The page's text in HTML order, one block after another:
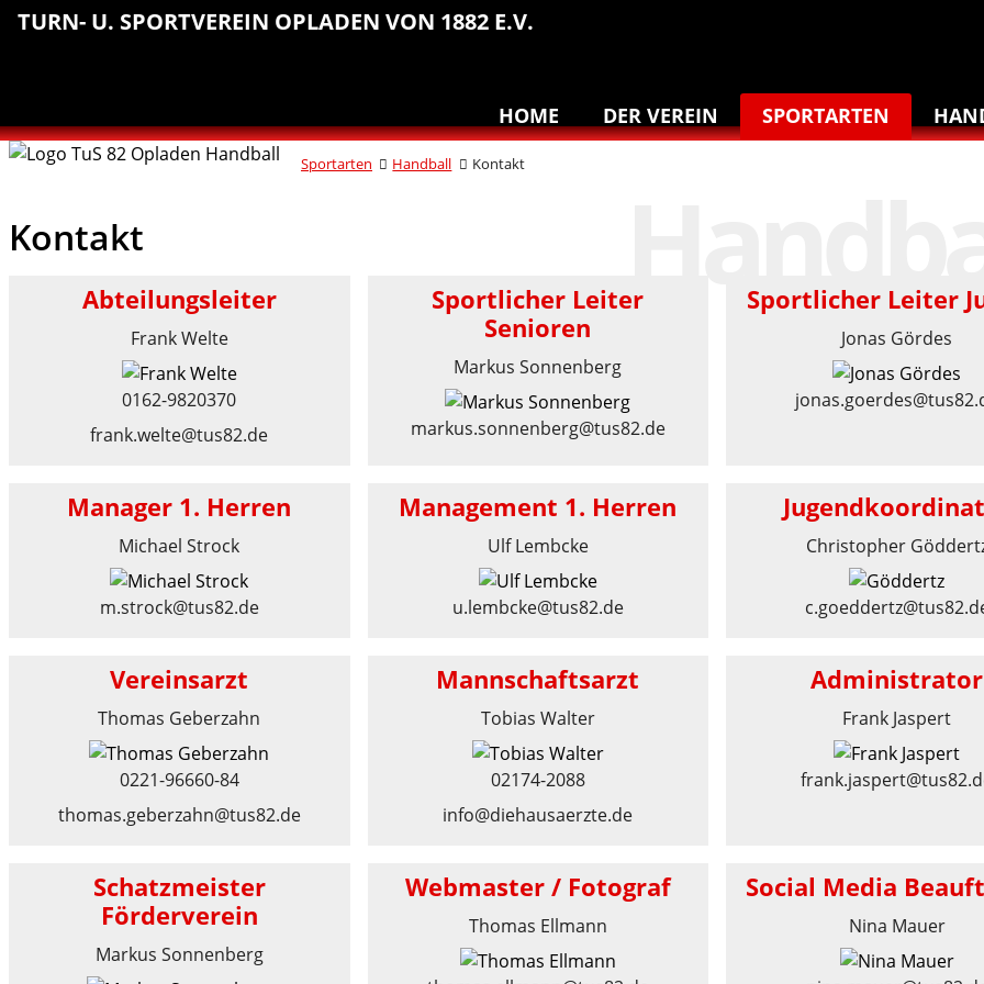
Sprungmarken
Inhalt
Hauptnavigation
Abteilungsnavigation
Fußbereich
TURN- U. SPORTVEREIN OPLADEN VON 1882 E.V.
HOME DER VEREIN SPORTARTEN
Sportarten Handball Kontakt
Kontakt
Abteilungsleiter
Frank Welte
0162-9820370
frank.welte@tus82.de
Sportlicher Leiter
Senioren
Markus Sonnenberg
markus.sonnenberg@tus82.de
Sportlicher Leiter
Jonas Gördes
Manager 1. Herren
Michael Strock
m.strock@tus82.de
Management 1. Herren
Ulf Lembcke
u.lembcke@tus82.de
Christopher
Vereinsarzt
Thomas Geberzahn
0221-96660-84
thomas.geberzahn@tus82.de
Mannschaftsarzt
Tobias Walter
02174-2088
info@diehausaerzte.de
Administrator
Frank Jaspert
Schatzmeister
Förderverein
Markus Sonnenberg
Webmaster / Fotograf
Thomas Ellmann
Social Media
Nina Mauer